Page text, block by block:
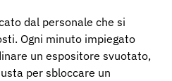
dal personale che si
Ogni minuto impiegato
un espositore svuotato,
per sbloccare un